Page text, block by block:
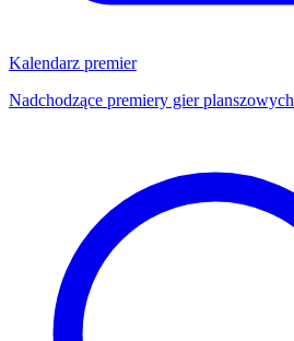
Kalendarz premier
Nadchodzące premiery gier planszowych